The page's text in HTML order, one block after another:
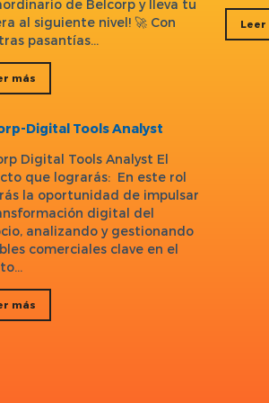
de Belcorp y lleva tu
al siguiente nivel! 🚀 Con
pasantías…
más
Leer
Digital Tools Analyst
Digital Tools Analyst El
que lograrás: En este rol
la oportunidad de impulsar
digital del
analizando y gestionando
comerciales clave en el
más